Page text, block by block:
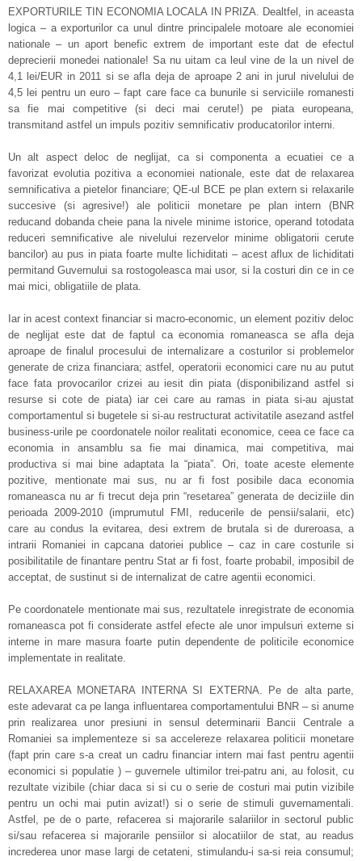
EXPORTURILE TIN ECONOMIA LOCALA IN PRIZA. Dealtfel, in aceasta
logica – a exporturilor ca unul dintre principalele motoare ale economiei
nationale – un aport benefic extrem de important este dat de efectul
deprecierii monedei nationale! Sa nu uitam ca leul vine de la un nivel de
4,1 lei/EUR in 2011 si se afla deja de aproape 2 ani in jurul nivelului de
4,5 lei pentru un euro – fapt care face ca bunurile si serviciile romanesti
sa fie mai competitive (si deci mai cerute!) pe piata europeana,
transmitand astfel un impuls pozitiv semnificativ producatorilor interni.
Un alt aspect deloc de neglijat, ca si componenta a ecuatiei ce a
favorizat evolutia pozitiva a economiei nationale, este dat de relaxarea
semnificativa a pietelor financiare; QE-ul BCE pe plan extern si relaxarile
succesive (si agresive!) ale politicii monetare pe plan intern (BNR
reducand dobanda cheie pana la nivele minime istorice, operand totodata
reduceri semnificative ale nivelului rezervelor minime obligatorii cerute
bancilor) au pus in piata foarte multe lichiditati – acest aflux de lichiditati
permitand Guvernului sa rostogoleasca mai usor, si la costuri din ce in ce
mai mici, obligatiile de plata.
Iar in acest context financiar si macro-economic, un element pozitiv deloc
de neglijat este dat de faptul ca economia romaneasca se afla deja
aproape de finalul procesului de internalizare a costurilor si problemelor
generate de criza financiara; astfel, operatorii economici care nu au putut
face fata provocarilor crizei au iesit din piata (disponibilizand astfel si
resurse si cote de piata) iar cei care au ramas in piata si-au ajustat
comportamentul si bugetele si si-au restructurat activitatile asezand astfel
business-urile pe coordonatele noilor realitati economice, ceea ce face ca
economia in ansamblu sa fie mai dinamica, mai competitiva, mai
productiva si mai bine adaptata la “piata”. Ori, toate aceste elemente
pozitive, mentionate mai sus, nu ar fi fost posibile daca economia
romaneasca nu ar fi trecut deja prin “resetarea” generata de deciziile din
perioada 2009-2010 (imprumutul FMI, reducerile de pensii/salarii, etc)
care au condus la evitarea, desi extrem de brutala si de dureroasa, a
intrarii Romaniei in capcana datoriei publice – caz in care costurile si
posibilitatile de finantare pentru Stat ar fi fost, foarte probabil, imposibil de
acceptat, de sustinut si de internalizat de catre agentii economici.
Pe coordonatele mentionate mai sus, rezultatele inregistrate de economia
romaneasca pot fi considerate astfel efecte ale unor impulsuri externe si
interne in mare masura foarte putin dependente de politicile economice
implementate in realitate.
RELAXAREA MONETARA INTERNA SI EXTERNA. Pe de alta parte,
este adevarat ca pe langa influentarea comportamentului BNR – si anume
prin realizarea unor presiuni in sensul determinarii Bancii Centrale a
Romaniei sa implementeze si sa accelereze relaxarea politicii monetare
(fapt prin care s-a creat un cadru financiar intern mai fast pentru agentii
economici si populatie ) – guvernele ultimilor trei-patru ani, au folosit, cu
rezultate vizibile (chiar daca si si cu o serie de costuri mai putin vizibile
pentru un ochi mai putin avizat!) si o serie de stimuli guvernamentali.
Astfel, pe de o parte, refacerea si majorarile salariilor in sectorul public
si/sau refacerea si majorarile pensiilor si alocatiilor de stat, au readus
increderea unor mase largi de cetateni, stimulandu-i sa-si reia consumul;